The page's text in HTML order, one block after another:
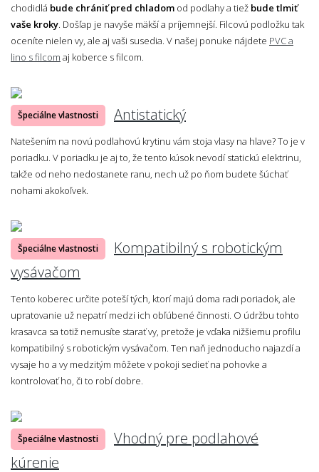
chodidlá bude chrániť pred chladom od podlahy a tiež bude tlmiť
vaše kroky . Došľap je navyše mäkší a príjemnejší. Filcovú podložku tak
oceníte nielen vy, ale aj vaši susedia. V našej ponuke nájdete PVC a
lino s filcom aj koberce s filcom.
Špeciálne vlastnosti Antistatický
Natešením na novú podlahovú krytinu vám stoja vlasy na hlave? To je v
poriadku. V poriadku je aj to, že tento kúsok nevodí statickú elektrinu,
takže od neho nedostanete ranu, nech už po ňom budete šúchať
nohami akokoľvek.
Špeciálne vlastnosti
Kompatibilný s robotickým
vysávačom
Tento koberec určite poteší tých, ktorí majú doma radi poriadok, ale
upratovanie už nepatrí medzi ich obľúbené činnosti. O údržbu tohto
krasavca sa totiž nemusíte starať vy, pretože je vďaka nižšiemu profilu
kompatibilný s robotickým vysávačom. Ten naň jednoducho najazdí a
vysaje ho a vy medzitým môžete v pokoji sedieť na pohovke a
kontrolovať ho, či to robí dobre.
Špeciálne vlastnosti
Vhodný pre podlahové
kúrenie